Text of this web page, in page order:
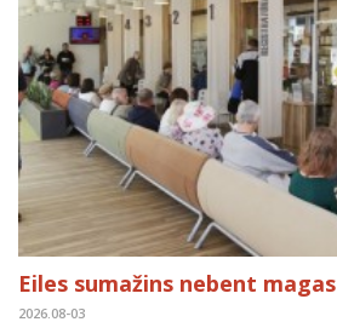
Eiles sumažins nebent magas
2026.08-03